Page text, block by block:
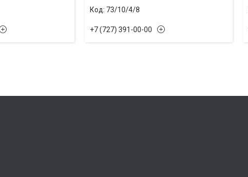
73/10/4/8
+7 (727) 391-00-00